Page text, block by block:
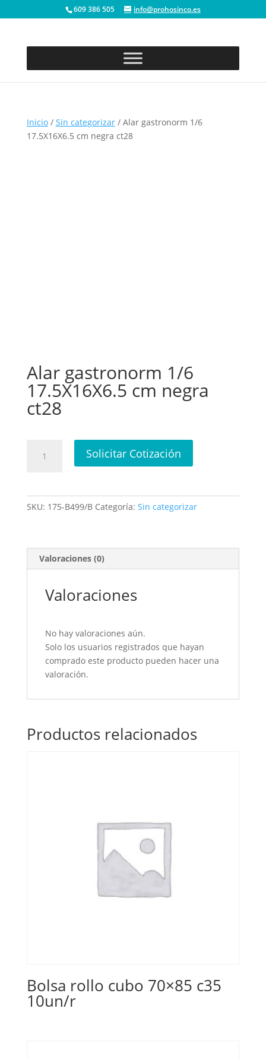
609 386 505 info@prohosinco.es
Inicio/ Sin categorizar/ Alar gastronorm 1/6
17.5X16X6.5 cm negra ct28
Alar gastronorm 1/6
17.5X16X6.5 cm negra
ct28
gastronorm
Solicitar Cotización
SKU: 175-B499/B Categoría: Sin categorizar
Valoraciones (0)
Valoraciones
No hay valoraciones aún.
Solo los usuarios registrados que hayan
comprado este producto pueden hacer una
valoración.
Productos relacionados
Bolsa rollo cubo 70×85 c35
10un/r